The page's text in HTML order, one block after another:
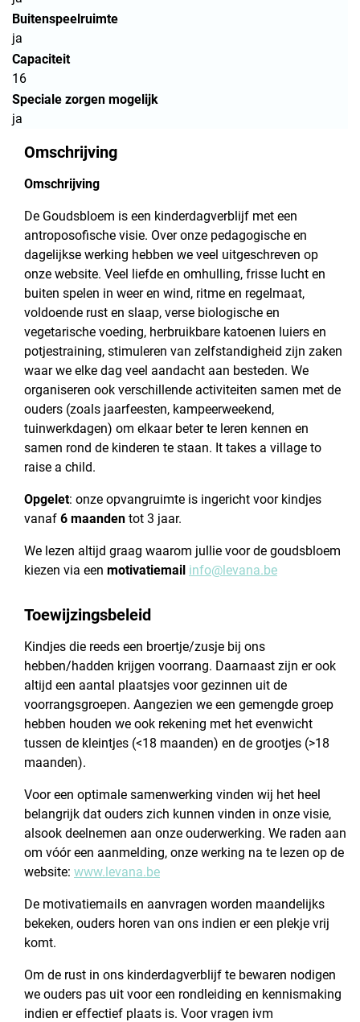
Buitenspeelruimte
ja
Capaciteit
16
Speciale zorgen mogelijk
ja
Omschrijving
Omschrijving
De Goudsbloem is een kinderdagverblijf met een
antroposofische visie. Over onze pedagogische en
dagelijkse werking hebben we veel uitgeschreven op
onze website. Veel liefde en omhulling, frisse lucht en
buiten spelen in weer en wind, ritme en regelmaat,
voldoende rust en slaap, verse biologische en
vegetarische voeding, herbruikbare katoenen luiers en
potjestraining, stimuleren van zelfstandigheid zijn zaken
waar we elke dag veel aandacht aan besteden. We
organiseren ook verschillende activiteiten samen met de
ouders (zoals jaarfeesten, kampeerweekend,
tuinwerkdagen) om elkaar beter te leren kennen en
samen rond de kinderen te staan. It takes a village to
raise a child.
Opgelet: onze opvangruimte is ingericht voor kindjes
vanaf 6 maanden tot 3 jaar.
We lezen altijd graag waarom jullie voor de goudsbloem
kiezen via een motivatiemail info@levana.be
Toewijzingsbeleid
Kindjes die reeds een broertje/zusje bij ons
hebben/hadden krijgen voorrang. Daarnaast zijn er ook
altijd een aantal plaatsjes voor gezinnen uit de
voorrangsgroepen. Aangezien we een gemengde groep
hebben houden we ook rekening met het evenwicht
tussen de kleintjes (<18 maanden) en de grootjes (>18
maanden).
Voor een optimale samenwerking vinden wij het heel
belangrijk dat ouders zich kunnen vinden in onze visie,
alsook deelnemen aan onze ouderwerking. We raden aan
om vóór een aanmelding, onze werking na te lezen op de
website: www.levana.be
De motivatiemails en aanvragen worden maandelijks
bekeken, ouders horen van ons indien er een plekje vrij
komt.
Om de rust in ons kinderdagverblijf te bewaren nodigen
we ouders pas uit voor een rondleiding en kennismaking
indien er effectief plaats is. Voor vragen ivm